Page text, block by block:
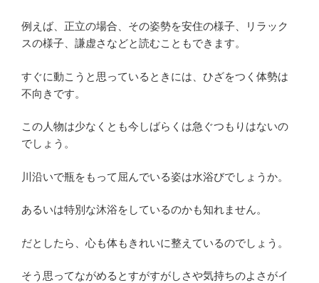
例えば、正立の場合、その姿勢を安住の様子、リラック
スの様子、謙虚さなどと読むこともできます。
すぐに動こうと思っているときには、ひざをつく体勢は
不向きです。
この人物は少なくとも今しばらくは急ぐつもりはないの
でしょう。
川沿いで瓶をもって屈んでいる姿は水浴びでしょうか。
あるいは特別な沐浴をしているのかも知れません。
だとしたら、心も体もきれいに整えているのでしょう。
そう思ってながめるとすがすがしさや気持ちのよさがイ